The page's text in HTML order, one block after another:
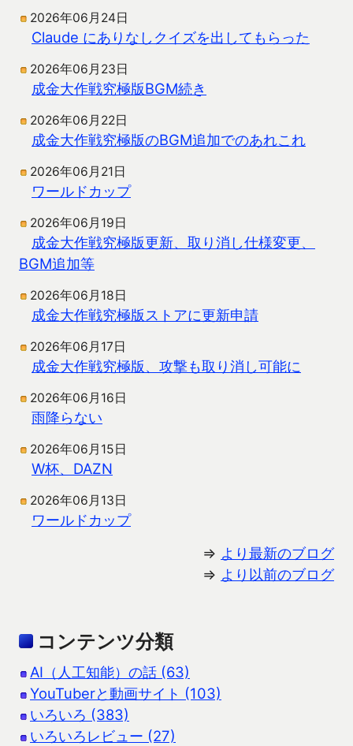
2026年06月24日
Claude にありなしクイズを出してもらった
2026年06月23日
成金大作戦究極版BGM続き
2026年06月22日
成金大作戦究極版のBGM追加でのあれこれ
2026年06月21日
ワールドカップ
2026年06月19日
成金大作戦究極版更新、取り消し仕様変更、
BGM追加等
2026年06月18日
成金大作戦究極版ストアに更新申請
2026年06月17日
成金大作戦究極版、攻撃も取り消し可能に
2026年06月16日
雨降らない
2026年06月15日
W杯、DAZN
2026年06月13日
ワールドカップ
⇒ より最新のブログ
⇒ より以前のブログ
コンテンツ分類
AI（人工知能）の話 (63)
YouTuberと動画サイト (103)
いろいろ (383)
いろいろレビュー (27)